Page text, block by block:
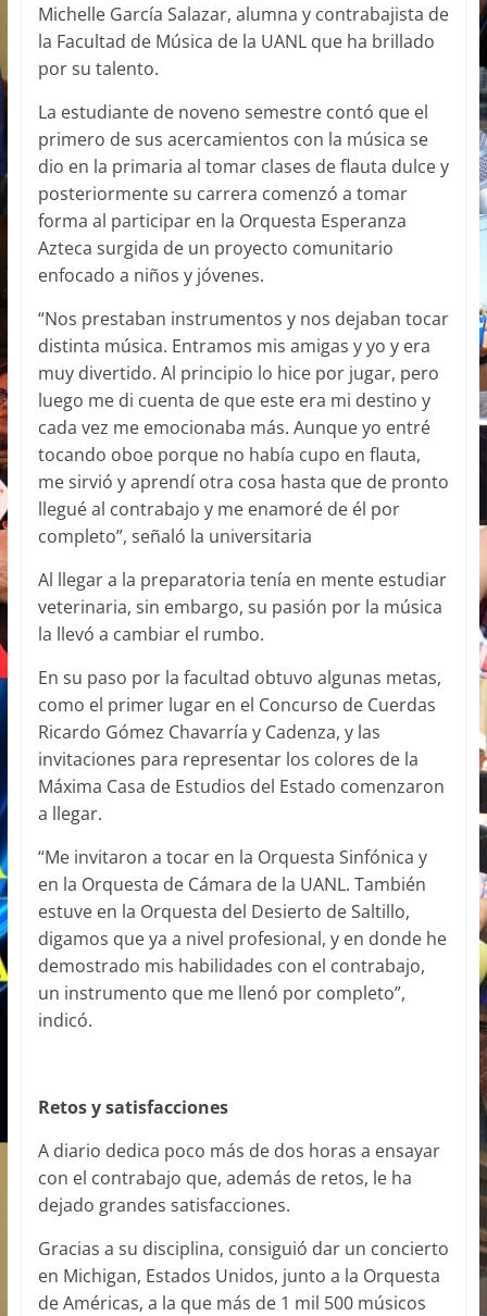
Michelle García Salazar, alumna y contrabajista de
la Facultad de Música de la UANL que ha brillado
por su talento.
La estudiante de noveno semestre contó que el
primero de sus acercamientos con la música se
dio en la primaria al tomar clases de flauta dulce y
posteriormente su carrera comenzó a tomar
forma al participar en la Orquesta Esperanza
Azteca surgida de un proyecto comunitario
enfocado a niños y jóvenes.
“Nos prestaban instrumentos y nos dejaban tocar
distinta música. Entramos mis amigas y yo y era
muy divertido. Al principio lo hice por jugar, pero
luego me di cuenta de que este era mi destino y
cada vez me emocionaba más. Aunque yo entré
tocando oboe porque no había cupo en flauta,
me sirvió y aprendí otra cosa hasta que de pronto
llegué al contrabajo y me enamoré de él por
completo”, señaló la universitaria
Al llegar a la preparatoria tenía en mente estudiar
veterinaria, sin embargo, su pasión por la música
la llevó a cambiar el rumbo.
En su paso por la facultad obtuvo algunas metas,
como el primer lugar en el Concurso de Cuerdas
Ricardo Gómez Chavarría y Cadenza, y las
invitaciones para representar los colores de la
Máxima Casa de Estudios del Estado comenzaron
a llegar.
“Me invitaron a tocar en la Orquesta Sinfónica y
en la Orquesta de Cámara de la UANL. También
estuve en la Orquesta del Desierto de Saltillo,
digamos que ya a nivel profesional, y en donde he
demostrado mis habilidades con el contrabajo,
un instrumento que me llenó por completo”,
indicó.
Retos y satisfacciones
A diario dedica poco más de dos horas a ensayar
con el contrabajo que, además de retos, le ha
dejado grandes satisfacciones.
Gracias a su disciplina, consiguió dar un concierto
en Michigan, Estados Unidos, junto a la Orquesta
de Américas, a la que más de 1 mil 500 músicos